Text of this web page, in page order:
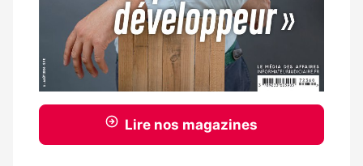
Lire nos magazines